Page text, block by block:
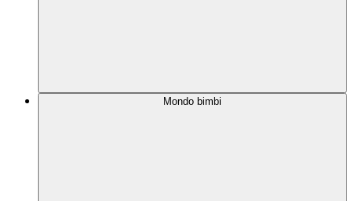
Mondo bimbi